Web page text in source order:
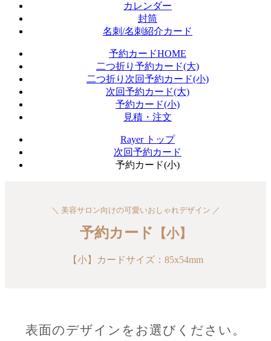
カレンダー
封筒
名刺/名刺紹介カード
予約カードHOME
二つ折り予約カード(大)
二つ折り次回予約カード(小)
次回予約カード(大)
予約カード(小)
見積・注文
Rayer トップ
次回予約カード
予約カード(小)
＼ 美容サロン向けの可愛いおしゃれデザイン ／
予約カード 【小】
【小】カードサイズ：85x54mm
表面のデザインをお選びください。